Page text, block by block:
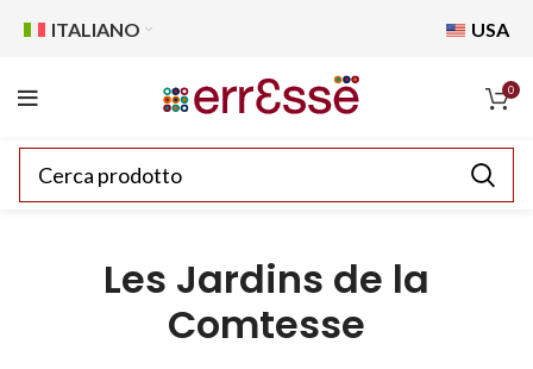
ITALIANO USA
0
Les Jardins de la
Comtesse